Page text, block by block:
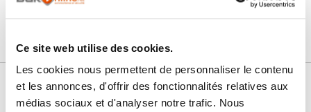
Ce site web utilise des cookies.
Les cookies nous permettent de personnaliser le contenu
et les annonces, d'offrir des fonctionnalités relatives aux
médias sociaux et d'analyser notre trafic. Nous
Nos services